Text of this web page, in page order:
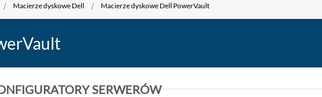
Macierze dyskowe Dell Macierze dyskowe Dell PowerVault
SERWERÓW